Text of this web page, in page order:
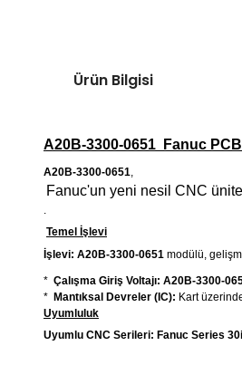
Ürün Bilgisi
A20B-3300-0651 Fanuc
A20B-3300-0651,
Fanuc'un yeni nesil CNC
.
Temel İşlevi
İşlevi: A20B-3300-0651 modülü,
* Çalışma Giriş Voltajı: A20B-3300-
* Mantıksal Devreler (IC): Kart
Uyumluluk
Uyumlu CNC Serileri: Fanuc Series